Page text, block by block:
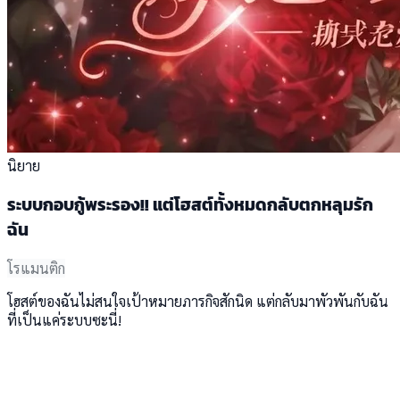
นิยาย
ระบบกอบกู้พระรอง!! แต่โฮสต์ทั้งหมดกลับตกหลุมรัก
ฉัน
โรแมนติก
โฮสต์ของฉันไม่สนใจเป้าหมายภารกิจสักนิด แต่กลับมาพัวพันกับฉัน
ที่เป็นแค่ระบบซะนี่!